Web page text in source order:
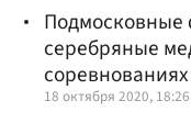
Подмосковные
серебряные
соревнованиях
18 октября 2020, 18:26